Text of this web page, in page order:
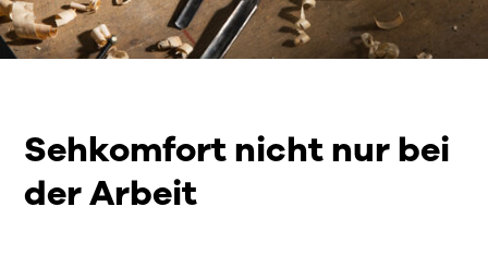
Sehkomfort nicht nur bei
der Arbeit